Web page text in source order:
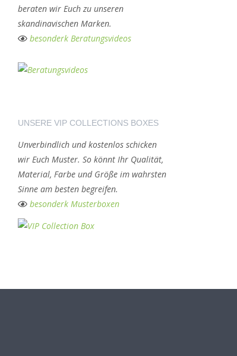
beraten wir Euch zu unseren
skandinavischen Marken.
besonderk Beratungsvideos
UNSERE VIP COLLECTIONS BOXES
Unverbindlich und kostenlos schicken
wir Euch Muster. So könnt Ihr Qualität,
Material, Farbe und Größe im wahrsten
Sinne am besten begreifen.
besonderk Musterboxen